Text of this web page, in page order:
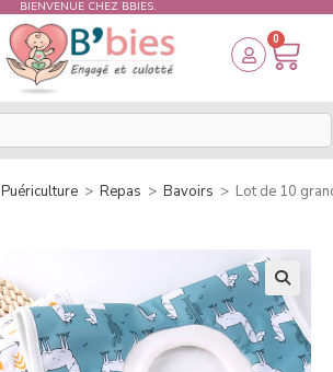
BIENVENUE CHEZ BBIES.
0
Puériculture > Repas > Bavoirs > Lot de 10